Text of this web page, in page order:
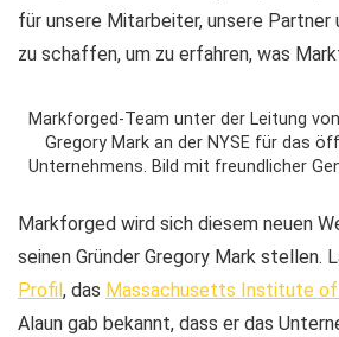
für unsere Mitarbeiter, unsere Partner
zu schaffen, um zu erfahren, was
Markforged-Team unter der Leitung
Gregory Mark an der NYSE für das
Unternehmens. Bild mit freundlicher
Markforged wird sich diesem neuen
seinen Gründer Gregory Mark stellen.
Profil, das Massachusetts Institute
Alaun gab bekannt, dass er das